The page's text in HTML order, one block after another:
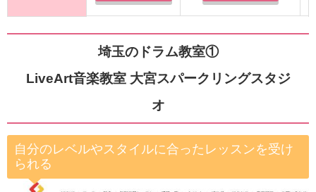
埼玉のドラム教室①
LiveArt音楽教室 大宮スパークリングスタジ
オ
自分のレベルやスタイルに合ったレッスンを受け
られる